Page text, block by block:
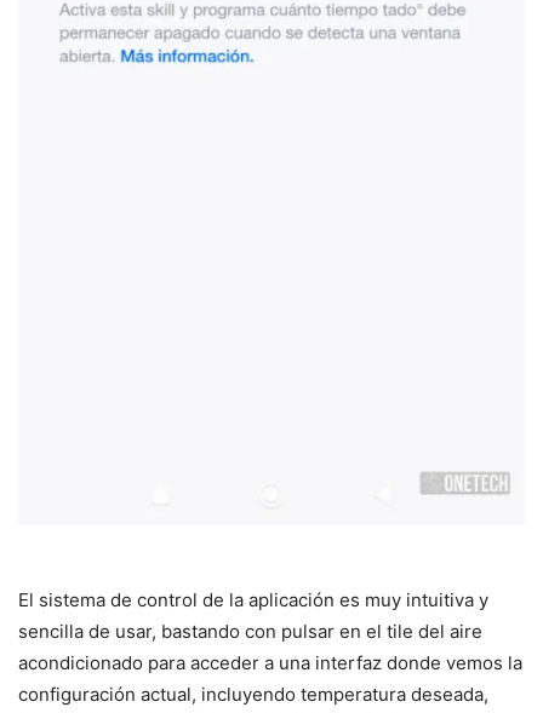
El sistema de control de la aplicación es muy intuitiva y
sencilla de usar, bastando con pulsar en el tile del aire
acondicionado para acceder a una interfaz donde vemos la
configuración actual, incluyendo temperatura deseada,